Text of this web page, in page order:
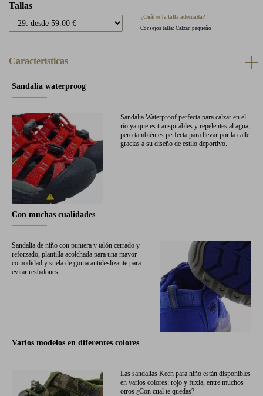
Tallas
¿Cuál es la talla adecuada?
Consejos talla: Calzan pequeño
Características
Sandalia waterproog
Sandalia Waterproof perfecta para calzar en el
río ya que es transpirables y repelentes al agua,
pero también es perfecta para llevar por la calle
gracias a su diseño de estilo deportivo.
Con muchas cualidades
Sandalia de niño con puntera y talón cerrado y
reforzado, plantilla acolchada para una mayor
comodidad y suela de goma antideslizante para
evitar resbalones.
Varios modelos en diferentes colores
Las sandalias Keen para niño están disponibles
en varios colores: rojo y fuxia, entre muchos
otros ¿Con cual te quedas?